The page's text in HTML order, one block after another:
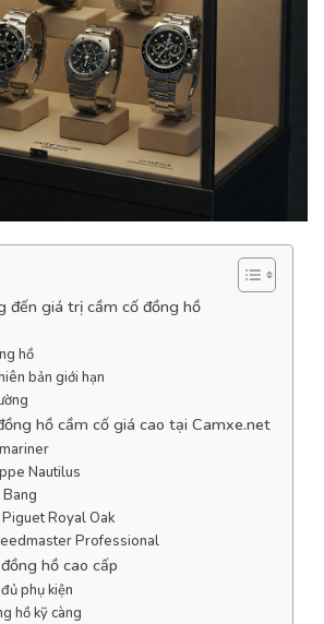
đến giá trị cầm cố đồng hồ
hồ
bản giới hạn
hồ cầm cố giá cao tại Camxe.net
Nautilus
Royal Oak
Professional
hồ cao cấp
phụ kiện
hồ kỹ càng